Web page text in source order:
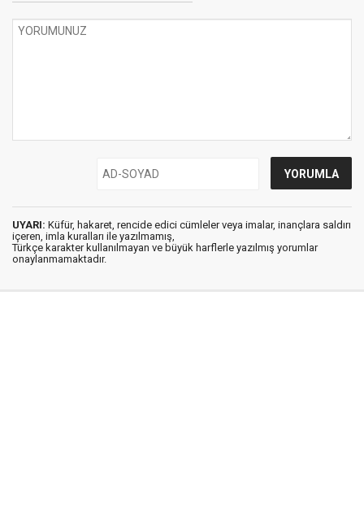
UYARI: Küfür, hakaret, rencide edici cümleler veya imalar, inançlara saldırı
içeren, imla kuralları ile yazılmamış,
Türkçe karakter kullanılmayan ve büyük harflerle yazılmış yorumlar
onaylanmamaktadır.